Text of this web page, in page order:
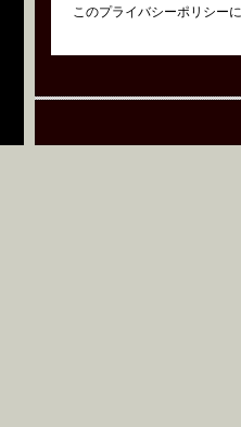
このプライバシーポリシー